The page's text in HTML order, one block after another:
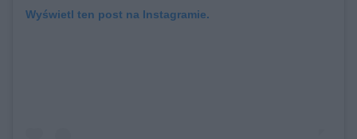
Wyświetl ten post na Instagramie.